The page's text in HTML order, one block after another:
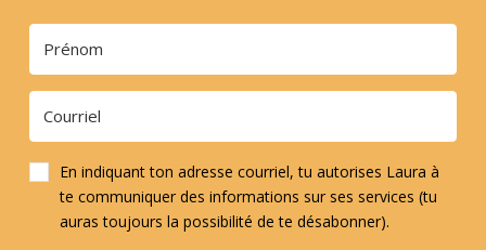
En indiquant ton adresse courriel, tu autorises Laura à
te communiquer des informations sur ses services (tu
auras toujours la possibilité de te désabonner).